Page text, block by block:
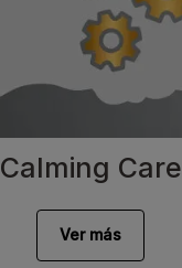
Calming Care
Ver más